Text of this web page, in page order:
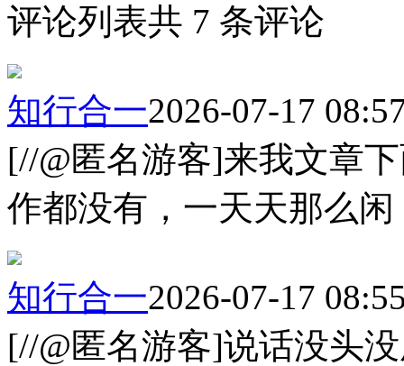
评论列表共 7 条评论
知行合一2026-07-17
[//@匿名游客]来我文章
作都没有，一天天那么闲
知行合一2026-07-17
[//@匿名游客]说话没头